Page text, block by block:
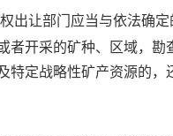
出让部门应当与依法确
者开采的矿种、区域，
特定战略性矿产资源的